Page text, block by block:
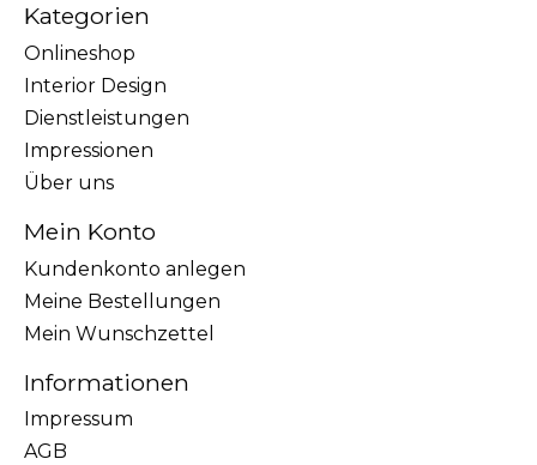
Kategorien
Onlineshop
Interior Design
Dienstleistungen
Impressionen
Über uns
Mein Konto
Kundenkonto anlegen
Meine Bestellungen
Mein Wunschzettel
Informationen
Impressum
AGB